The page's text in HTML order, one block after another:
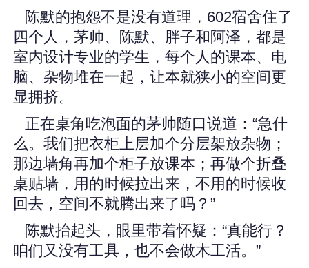
陈默的抱怨不是没有道理，602宿舍住了
四个人，茅帅、陈默、胖子和阿泽，都是
室内设计专业的学生，每个人的课本、电
脑、杂物堆在一起，让本就狭小的空间更
显拥挤。
正在桌角吃泡面的茅帅随口说道：“急什
么。我们把衣柜上层加个分层架放杂物；
那边墙角再加个柜子放课本；再做个折叠
桌贴墙，用的时候拉出来，不用的时候收
回去，空间不就腾出来了吗？”
陈默抬起头，眼里带着怀疑：“真能行？
咱们又没有工具，也不会做木工活。”